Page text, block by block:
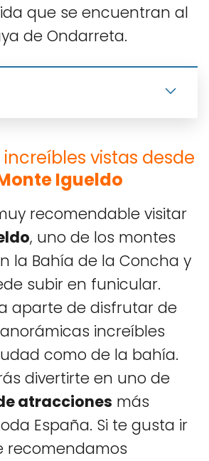
que se encuentran al
de Ondarreta.
vistas desde
Igueldo
recomendable visitar
, uno de los montes
la Bahía de la Concha y
subir en funicular.
aparte de disfrutar de
increíbles
como de la bahía.
divertirte en uno de
atracciones más
España. Si te gusta ir
recomendamos